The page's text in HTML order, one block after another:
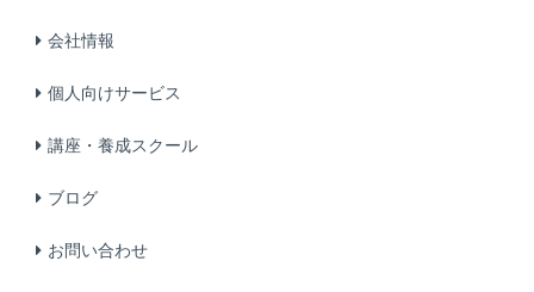
会社情報
個人向けサービス
講座・養成スクール
ブログ
お問い合わせ